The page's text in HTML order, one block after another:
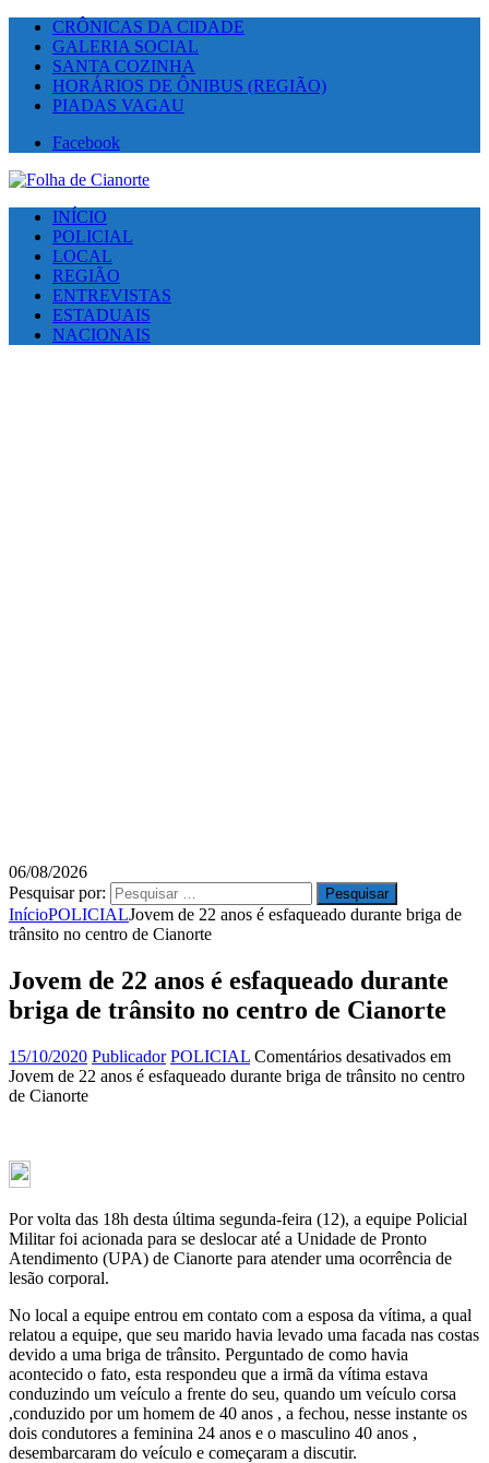
CRÔNICAS DA CIDADE
GALERIA SOCIAL
SANTA COZINHA
HORÁRIOS DE ÔNIBUS (REGIÃO)
PIADAS VAGAU
Facebook
INÍCIO
POLICIAL
LOCAL
REGIÃO
ENTREVISTAS
ESTADUAIS
NACIONAIS
06/08/2026
Pesquisar por:
InícioPOLICIALJovem de 22 anos é esfaqueado durante briga de
trânsito no centro de Cianorte
Jovem de 22 anos é esfaqueado durante
briga de trânsito no centro de Cianorte
15/10/2020 Publicador POLICIAL Comentários desativados em
Jovem de 22 anos é esfaqueado durante briga de trânsito no centro
de Cianorte
Por volta das 18h desta última segunda-feira (12), a equipe Policial
Militar foi acionada para se deslocar até a Unidade de Pronto
Atendimento (UPA) de Cianorte para atender uma ocorrência de
lesão corporal.
No local a equipe entrou em contato com a esposa da vítima, a qual
relatou a equipe, que seu marido havia levado uma facada nas costas
devido a uma briga de trânsito. Perguntado de como havia
acontecido o fato, esta respondeu que a irmã da vítima estava
conduzindo um veículo a frente do seu, quando um veículo corsa
,conduzido por um homem de 40 anos , a fechou, nesse instante os
dois condutores a feminina 24 anos e o masculino 40 anos ,
desembarcaram do veículo e começaram a discutir.